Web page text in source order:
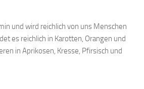
und wird reichlich von uns Menschen
es reichlich in Karotten, Orangen und
in Aprikosen, Kresse, Pfirsisch und